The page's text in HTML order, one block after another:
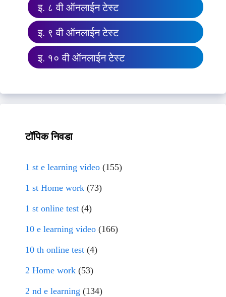
इ. ८ वी ऑनलाईन टेस्ट
इ. ९ वी ऑनलाईन टेस्ट
इ. १० वी ऑनलाईन टेस्ट
टॉपिक निवडा
1 st e learning video (155)
1 st Home work (73)
1 st online test (4)
10 e learning video (166)
10 th online test (4)
2 Home work (53)
2 nd e learning (134)